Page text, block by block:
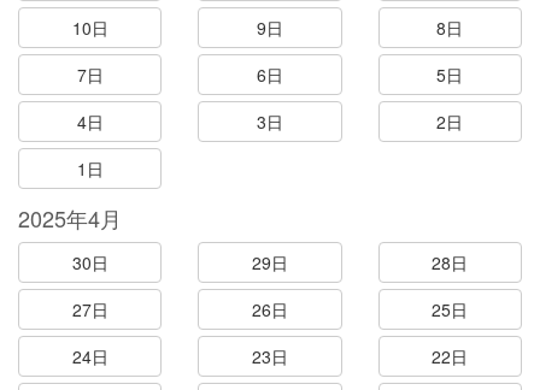
10日
9日
8日
7日
6日
5日
4日
3日
2日
1日
2025年4月
30日 29日
28日
27日
26日
25日
24日
23日
22日